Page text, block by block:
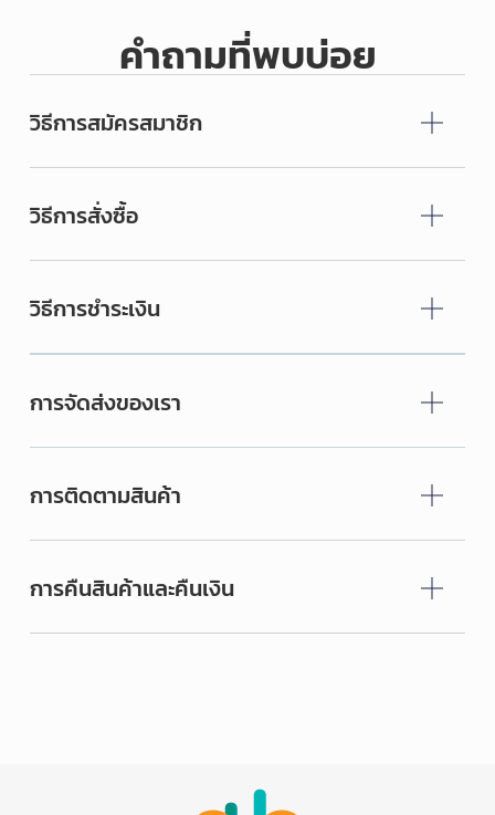
คำถามที่พบบ่อย
วิธีการสมัครสมาชิก
วิธีการสั่งซื้อ
วิธีการชำระเงิน
การจัดส่งของเรา
การติดตามสินค้า
การคืนสินค้าและคืนเงิน